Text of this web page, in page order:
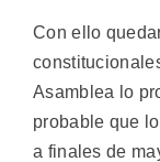
Con ello
Asamblea lo
probable que
a finales de